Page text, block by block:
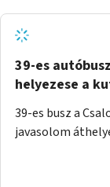
39-es
helyezese a
39-es busz a
javasolom